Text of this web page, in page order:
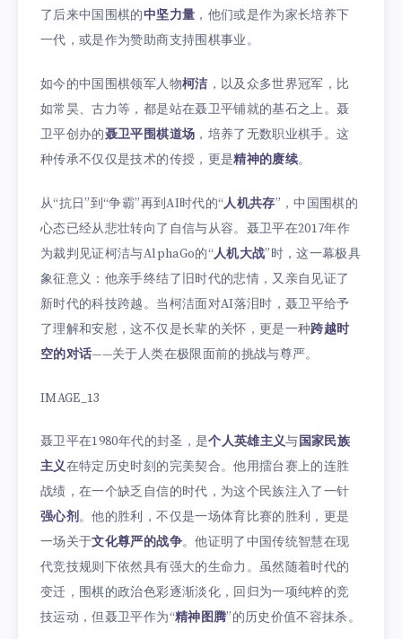
了后来中国围棋的中坚力量 ，他们或是作为家长培养下
一代，或是作为赞助商支持围棋事业。
如今的中国围棋领军人物柯洁 ，以及众多世界冠军，比
如常昊、古力等，都是站在聂卫平铺就的基石之上。聂
卫平创办的聂卫平围棋道场 ，培养了无数职业棋手。这
种传承不仅仅是技术的传授，更是精神的赓续。
从“抗日”到“争霸”再到AI时代的“人机共存”，中国围棋的
心态已经从悲壮转向了自信与从容。聂卫平在2017年作
为裁判见证柯洁与AlphaGo的“人机大战”时，这一幕极具
象征意义：他亲手终结了旧时代的悲情，又亲自见证了
新时代的科技跨越。当柯洁面对AI落泪时，聂卫平给予
了理解和安慰，这不仅是长辈的关怀，更是一种跨越时
空的对话——关于人类在极限面前的挑战与尊严。
IMAGE_13
聂卫平在1980年代的封圣，是个人英雄主义与国家民族
主义在特定历史时刻的完美契合。他用擂台赛上的连胜
战绩，在一个缺乏自信的时代，为这个民族注入了一针
强心剂。他的胜利，不仅是一场体育比赛的胜利，更是
一场关于文化尊严的战争。他证明了中国传统智慧在现
代竞技规则下依然具有强大的生命力。虽然随着时代的
变迁，围棋的政治色彩逐渐淡化，回归为一项纯粹的竞
技运动，但聂卫平作为“精神图腾”的历史价值不容抹杀。